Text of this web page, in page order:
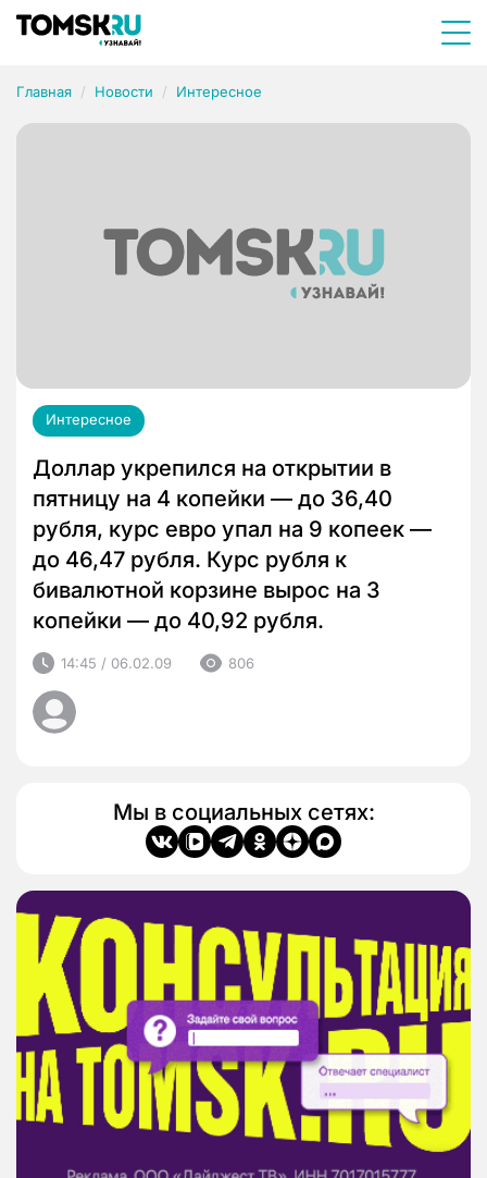
Главная Новости Интересное
Интересное
Доллар укрепился на открытии в
пятницу на 4 копейки — до 36,40
рубля, курс евро упал на 9 копеек —
до 46,47 рубля. Курс рубля к
бивалютной корзине вырос на 3
копейки — до 40,92 рубля.
14:45 / 06.02.09 806
Мы в социальных сетях: